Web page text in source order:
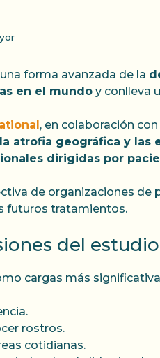
forma avanzada de la
en el mundoy conlleva
, en colaboración
atrofia geográfica y
dirigidas por
de organizaciones
futuros tratamientos.
del estudio
cargas más
rostros.
cotidianas.